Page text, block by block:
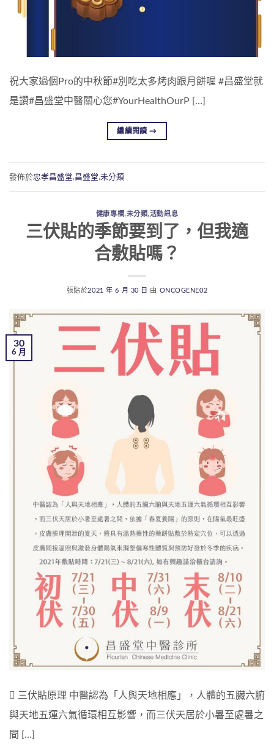
祝大家過個Pro的中秋節#別吃太多烤肉跟月餅喔 #昌盛堂就
是讚#昌盛堂中醫關心您#YourHealthOurP […]
繼續閱讀→
發佈於忠孝昌盛堂,昌盛堂,未分類
健康專欄,未分類,活動訊息
三伏貼的季節要到了，但我適
合敷貼嗎？
張貼於2021 年 6 月 30 日 由 ONCOGENE02
30
6 月
 三伏貼原理 中醫認為「人與天地相應」，人體的五臟六腑
與天地五運六氣循環相互影響，而三伏天居於小暑至處暑之
間 […]